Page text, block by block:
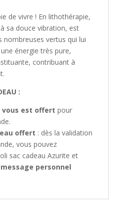
de vivre ! En lithothérapie,
sa douce vibration, est
nombreuses vertus qui lui
énergie très pure,
contribuant à
:
vous est offert pour
offert : dès la validation
vous pouvez
sac cadeau Azurite et
message personnel